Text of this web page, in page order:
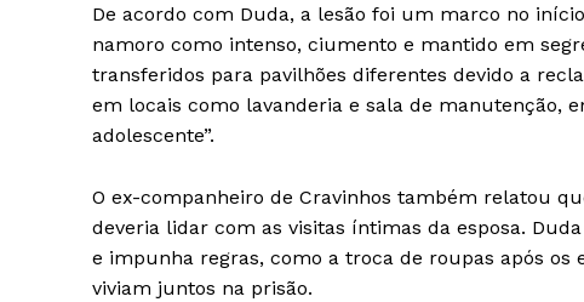
SAIBA MAIS
De acordo com Duda, a lesão foi um marco no
namoro como intenso, ciumento e mantido em
transferidos para pavilhões diferentes devido a
em locais como lavanderia e sala de manutenção,
adolescente”.
O ex-companheiro de Cravinhos também relatou
deveria lidar com as visitas íntimas da esposa.
e impunha regras, como a troca de roupas após
viviam juntos na prisão.